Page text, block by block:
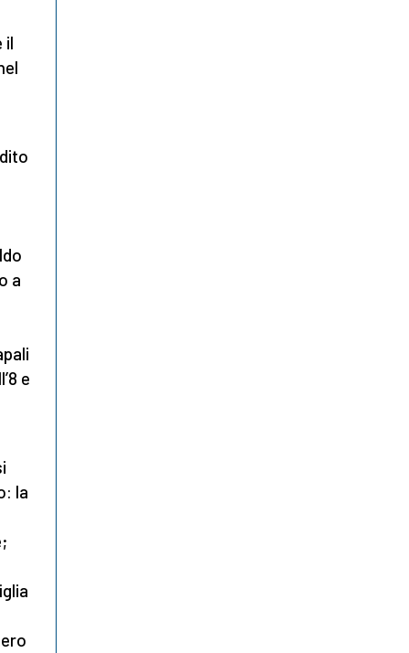
il
a
e
la